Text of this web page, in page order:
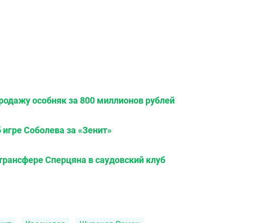
особняк за 800 миллионов рублей
Соболева за «Зенит»
Сперцяна в саудовский клуб